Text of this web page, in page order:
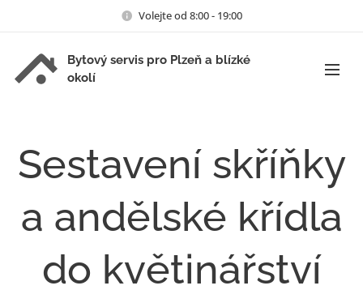
Volejte od 8:00 - 19:00
Bytový servis pro Plzeň a blízké
okolí
Sestavení skříňky
a andělské křídla
do květinářství